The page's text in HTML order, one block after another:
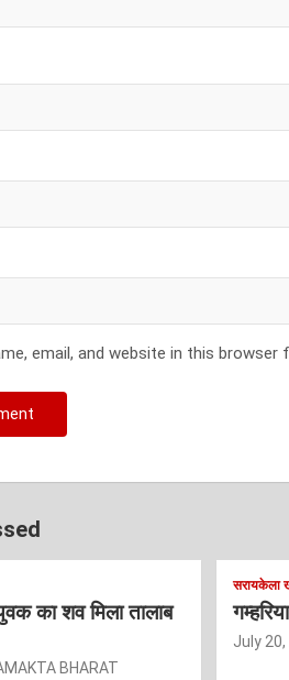
email, and website in this
का शव मिला तालाब
BHARAT
सरायकेला
July